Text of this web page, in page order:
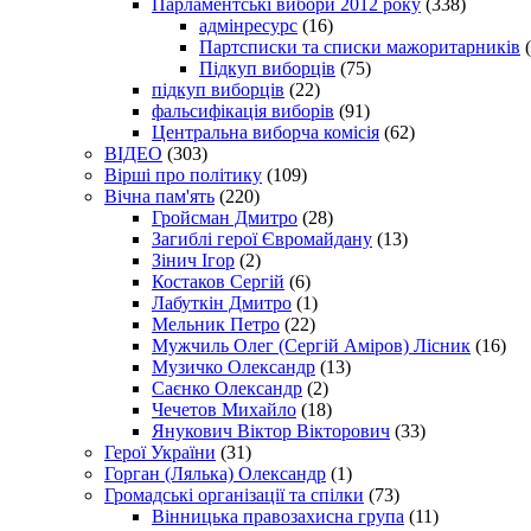
адмінресурс (16)
Партсписки та списки мажоритарників
Підкуп виборців (75)
підкуп виборців (22)
фальсифікація виборів (91)
Центральна виборча комісія (62)
ВІДЕО (303)
Вірші про політику (109)
Вічна пам'ять (220)
Гройсман Дмитро (28)
Загиблі герої Євромайдану (13)
Зінич Ігор (2)
Костаков Сергій (6)
Лабуткін Дмитро (1)
Мельник Петро (22)
Мужчиль Олег (Сергій Аміров) Лісник (16)
Музичко Олександр (13)
Саєнко Олександр (2)
Чечетов Михайло (18)
Янукович Віктор Вікторович (33)
Герої України (31)
Горган (Лялька) Олександр (1)
Громадські організації та спілки (73)
Вінницька правозахисна група (11)